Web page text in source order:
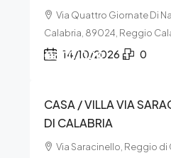
Via Quattro Giornate Di
Calabria, 89024, Reggio
14/10/2026 0
€300.000
CASA / VILLA VIA
DI CALABRIA
Via Saracinello, Reggio di